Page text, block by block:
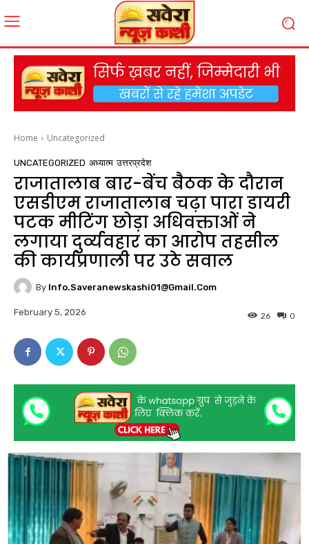
Home Uncategorized
UNCATEGORIZED अध्यात्म उत्तरप्रदेश
राजातालाब बार-बेंच बैठक के दौरान
एसडीएम राजातालाब चढ़ा पारा डायरी
पटक मीटिंग छोड़ा अधिवक्ताओं ने
लगाया दुर्व्यवहार का आरोप तहसील
की कार्यप्रणाली पर उठे सवाल
By Info.saveranewskashi01@gmail.com
February 5, 2026 0
26